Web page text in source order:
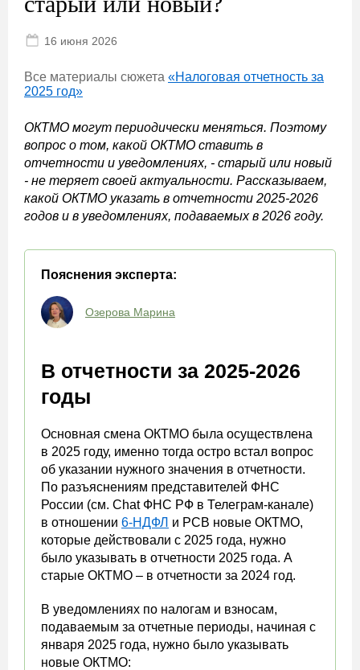
16 июня 2026
Все материалы сюжета «Налоговая отчетность за
2025 год»
ОКТМО могут периодически меняться. Поэтому
вопрос о том, какой ОКТМО ставить в
отчетности и уведомлениях, - старый или новый
- не теряет своей актуальности. Рассказываем,
какой ОКТМО указать в отчетности 2025-2026
годов и в уведомлениях, подаваемых в 2026 году.
Пояснения эксперта:
Озерова Марина
В отчетности за 2025-2026
годы
Основная смена ОКТМО была осуществлена
в 2025 году, именно тогда остро встал вопрос
об указании нужного значения в отчетности.
По разъяснениям представителей ФНС
России (см. Chat ФНС РФ в Телеграм-канале)
в отношении 6-НДФЛ и РСВ новые ОКТМО,
которые действовали с 2025 года, нужно
было указывать в отчетности 2025 года. А
старые ОКТМО – в отчетности за 2024 год.
В уведомлениях по налогам и взносам,
подаваемым за отчетные периоды, начиная с
января 2025 года, нужно было указывать
новые ОКТМО: